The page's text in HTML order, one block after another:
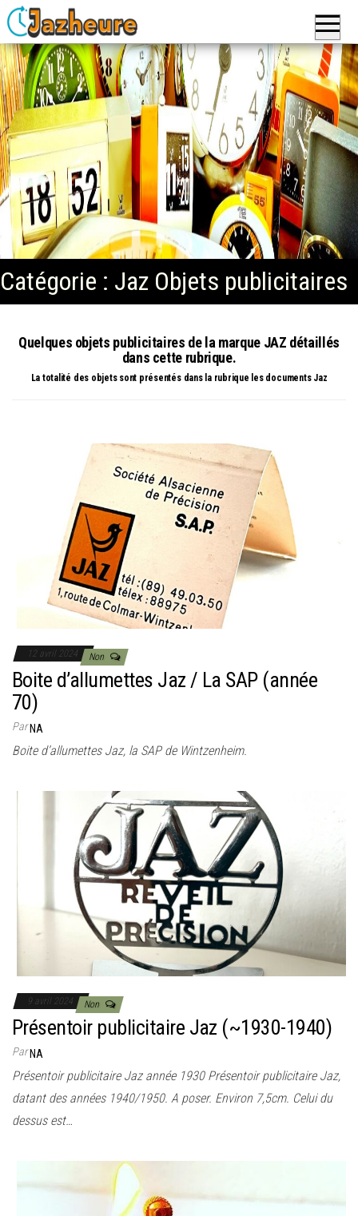
Skip to the content
Jazheure
: Réveils,
Montres
et
Horloges,
pendules
de la
marque
Jaz
Catégorie : Jaz Objets publicitaires
Quelques objets publicitaires de la marque JAZ détaillés
dans cette rubrique.
La totalité des objets sont présentés dans la rubrique les documents Jaz
12 avril 2024 Non
Boite d’allumettes Jaz / La SAP (année
70)
ParNA
Boite d’allumettes Jaz, la SAP de Wintzenheim.
9 avril 2024 Non
Présentoir publicitaire Jaz (~1930-1940)
ParNA
Présentoir publicitaire Jaz année 1930 Présentoir publicitaire Jaz,
datant des années 1940/1950. A poser. Environ 7,5cm. Celui du
dessus est…